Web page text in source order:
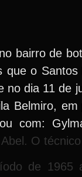
bairro de
o
no dia 11 de
Belmiro,
com:
Abel. O
de 1965